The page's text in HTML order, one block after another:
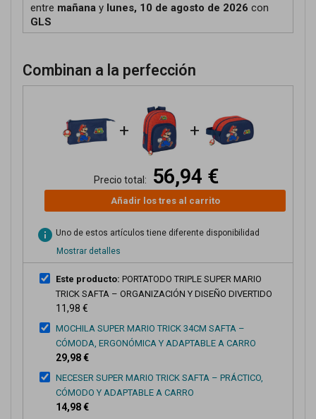
entre mañana y lunes, 10 de agosto de 2026 con
GLS
Combinan a la perfección
+ +
Precio total: 56,94 €
Añadir los tres al carrito
info Uno de estos artículos tiene diferente disponibilidad
Mostrar detalles
Este producto: PORTATODO TRIPLE SUPER MARIO
TRICK SAFTA – ORGANIZACIÓN Y DISEÑO DIVERTIDO
11,98 €
MOCHILA SUPER MARIO TRICK 34CM SAFTA –
CÓMODA, ERGONÓMICA Y ADAPTABLE A CARRO
29,98 €
NECESER SUPER MARIO TRICK SAFTA – PRÁCTICO,
CÓMODO Y ADAPTABLE A CARRO
14,98 €